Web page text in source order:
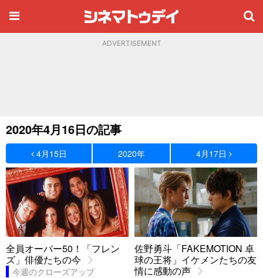
ADVERTISEMENT
2020年4月16日の記事
4月15日 2020年 4月17日
全員オーバー50！「フレン
ズ」俳優たちの今
今週のクローズアップ
佐野勇斗「FAKEMOTION 卓
球の王将」イケメンたちの友
情に感動の声